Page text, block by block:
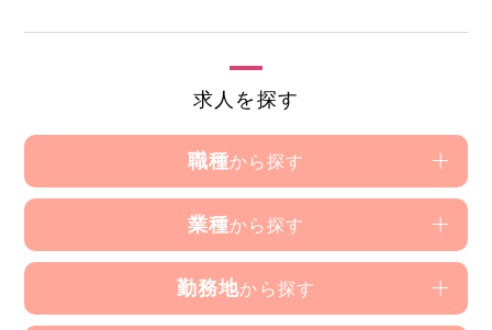
求人を探す
職種から探す
業種から探す
勤務地から探す